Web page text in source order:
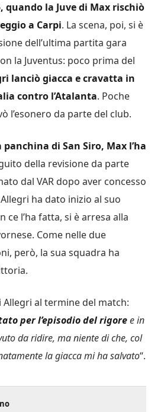
quando la Juve di Max rischiò
a Carpi. La scena, poi, si è
dell’ultima partita gara
la Juventus: poco prima del
lanciò giacca e cravatta in
contro l’Atalanta. Poche
l’esonero da parte del club.
di San Siro, Max l’ha
della revisione da parte
dal VAR dopo aver concesso
ha dato inizio al suo
ce l’ha fatta, si è arresa alla
Come nelle due
però, la sua squadra ha
Allegri al termine del match:
per l’episodio del rigoree in
da ridire, ma niente di che, col
la giacca mi ha salvato“.